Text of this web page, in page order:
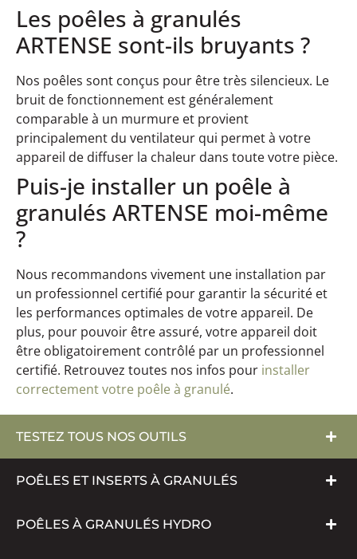
Les poêles à granulés
ARTENSE sont-ils bruyants ?
Nos poêles sont conçus pour être très silencieux. Le
bruit de fonctionnement est généralement
comparable à un murmure et provient
principalement du ventilateur qui permet à votre
appareil de diffuser la chaleur dans toute votre pièce.
Puis-je installer un poêle à
granulés ARTENSE moi-même
?
Nous recommandons vivement une installation par
un professionnel certifié pour garantir la sécurité et
les performances optimales de votre appareil. De
plus, pour pouvoir être assuré, votre appareil doit
être obligatoirement contrôlé par un professionnel
certifié. Retrouvez toutes nos infos pour installer
correctement votre poêle à granulé.
TESTEZ TOUS NOS OUTILS
POÊLES ET INSERTS À GRANULÉS
POÊLES À GRANULÉS HYDRO